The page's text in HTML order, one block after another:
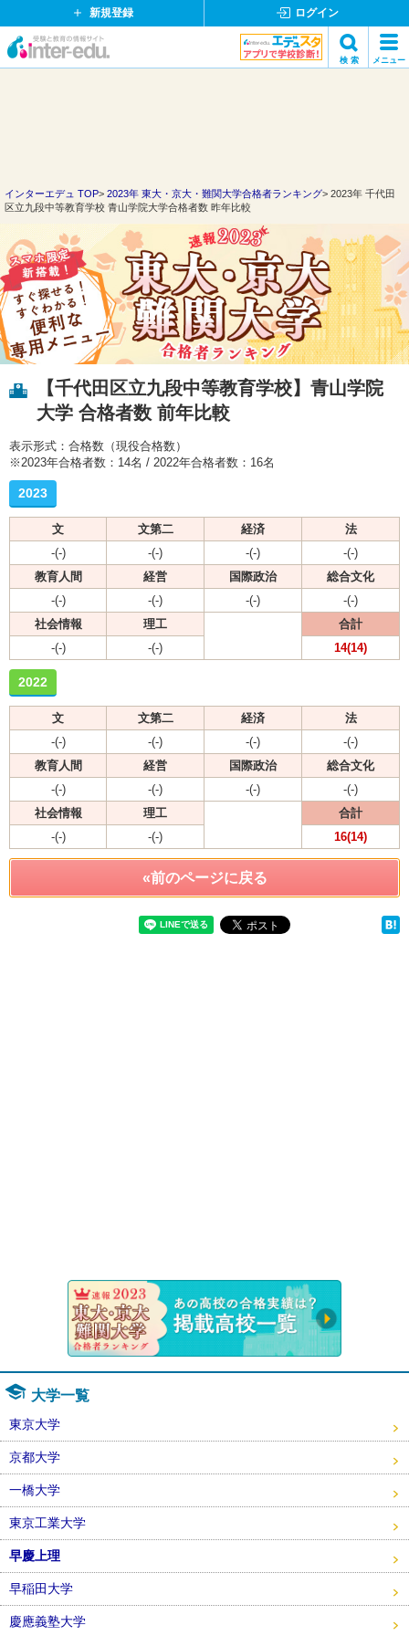
新規登録 ログイン
イ
ド
ッ
ト
コ
ム
検 索 メニュー
インターエデュ TOP 2023年 東大・京大・難関大学合格者ランキング
2023年 千代田
区立九段中等教育学校 青山学院大学合格者数 昨年比較
【千代田区立九段中等教育学校】青山学院
大学 合格者数 前年比較
表示形式：合格数（現役合格数）
※2023年合格者数：14名 / 2022年合格者数：16名
2023
文 文第二 経済
法
-(-)
-(-) -(-)
-(-)
教育人間
経営 国際政治
総合文化
-(-)
-(-) -(-)
-(-)
社会情報
理工
合計
-(-)
-(-) 14(14)
2022
文 文第二 経済
法
-(-)
-(-) -(-)
-(-)
教育人間
経営 国際政治
総合文化
-(-)
-(-) -(-)
-(-)
社会情報
理工
合計
-(-)
-(-) 16(14)
«前のページに戻る
大学一覧
東京大学
京都大学
一橋大学
東京工業大学
早慶上理
早稲田大学
慶應義塾大学